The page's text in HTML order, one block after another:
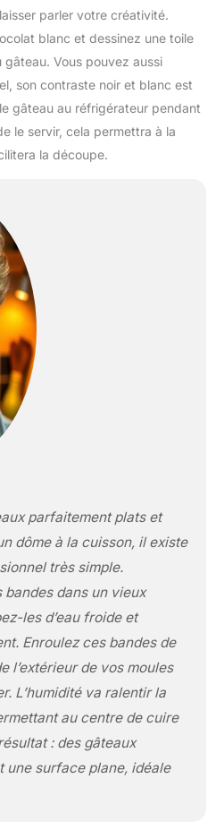
parler votre créativité.
blanc et dessinez une toile
gâteau. Vous pouvez aussi
son contraste noir et blanc est
gâteau au réfrigérateur pendant
le servir, cela permettra à la
la découpe.
parfaitement plats et
dôme à la cuisson, il existe
très simple.
bandes dans un vieux
les d’eau froide et
Enroulez ces bandes de
l’extérieur de vos moules
L’humidité va ralentir la
au centre de cuire
: des gâteaux
une surface plane, idéale